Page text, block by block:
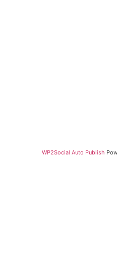
WP2Social Auto Publish